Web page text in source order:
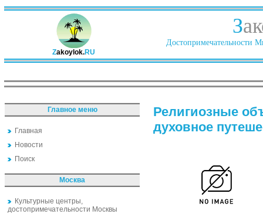
Zakoylok.RU
З
Достопримечательности
Главное меню
Главная
Новости
Поиск
Москва
Культурные центры,
достопримечательности Москвы
Религиозные
духовное